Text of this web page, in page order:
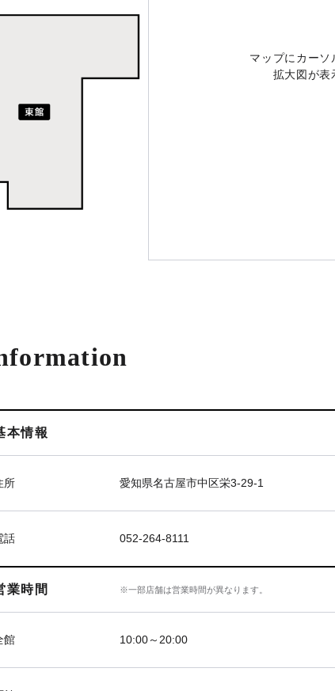
マップにカーソ
拡大図が表
本情報
所 愛知県名古屋市中区栄3-29-1
話 052-264-8111
業時間 ※一部店舗は営業時間が異なります。
館 10:00～20:00